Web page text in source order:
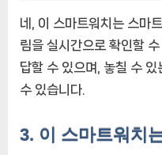
네, 이 스마트워치는 스마
림을 실시간으로 확인할
답할 수 있으며, 놓칠 수
수 있습니다.
3. 이 스마트워치